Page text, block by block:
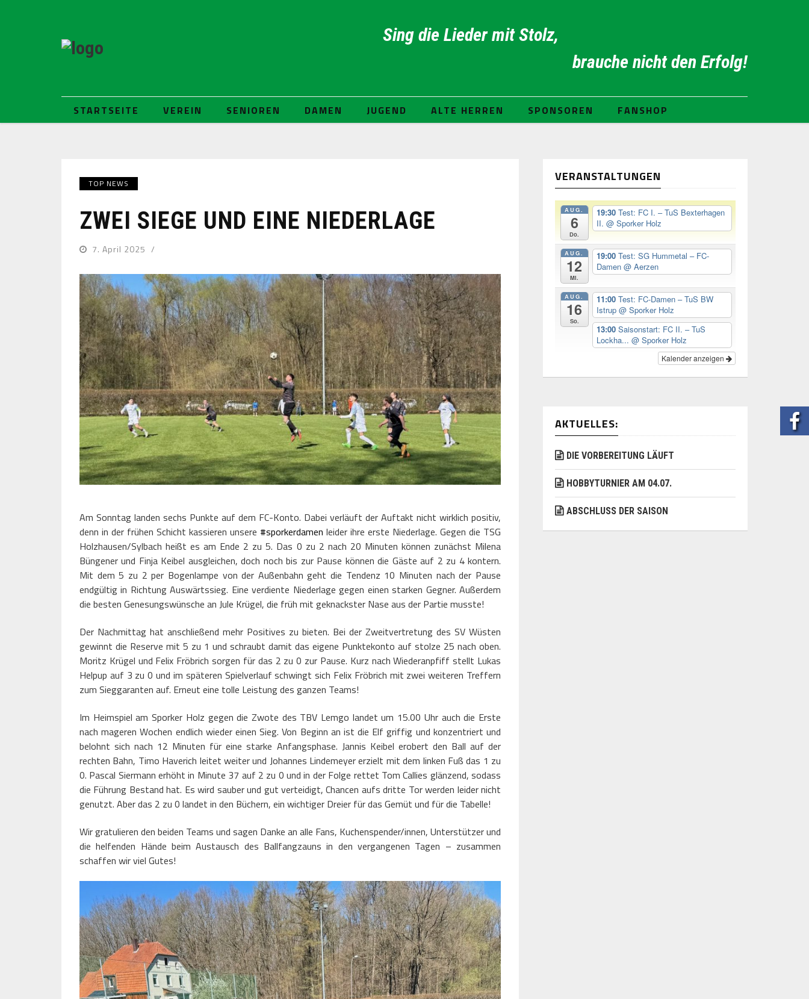
Sing die Lieder mit Stolz,
brauche nicht den Erfolg!
STARTSEITE VEREIN SENIOREN DAMEN JUGEND ALTE HERREN SPONSOREN FANSHOP
TOP NEWS
ZWEI SIEGE UND EINE NIEDERLAGE
7. April 2025
Am Sonntag landen sechs Punkte auf dem FC-Konto. Dabei verläuft der Auftakt nicht wirklich positiv,
denn in der frühen Schicht kassieren unsere #sporkerdamen leider ihre erste Niederlage. Gegen die TSG
Holzhausen/Sylbach heißt es am Ende 2 zu 5. Das 0 zu 2 nach 20 Minuten können zunächst Milena
Büngener und Finja Keibel ausgleichen, doch noch bis zur Pause können die Gäste auf 2 zu 4 kontern.
Mit dem 5 zu 2 per Bogenlampe von der Außenbahn geht die Tendenz 10 Minuten nach der Pause
endgültig in Richtung Auswärtssieg. Eine verdiente Niederlage gegen einen starken Gegner. Außerdem
die besten Genesungswünsche an Jule Krügel, die früh mit geknackster Nase aus der Partie musste!
Der Nachmittag hat anschließend mehr Positives zu bieten. Bei der Zweitvertretung des SV Wüsten
gewinnt die Reserve mit 5 zu 1 und schraubt damit das eigene Punktekonto auf stolze 25 nach oben.
Moritz Krügel und Felix Fröbrich sorgen für das 2 zu 0 zur Pause. Kurz nach Wiederanpfiff stellt Lukas
Helpup auf 3 zu 0 und im späteren Spielverlauf schwingt sich Felix Fröbrich mit zwei weiteren Treffern
zum Sieggaranten auf. Erneut eine tolle Leistung des ganzen Teams!
Im Heimspiel am Sporker Holz gegen die Zwote des TBV Lemgo landet um 15.00 Uhr auch die Erste
nach mageren Wochen endlich wieder einen Sieg. Von Beginn an ist die Elf griffig und konzentriert und
belohnt sich nach 12 Minuten für eine starke Anfangsphase. Jannis Keibel erobert den Ball auf der
rechten Bahn, Timo Haverich leitet weiter und Johannes Lindemeyer erzielt mit dem linken Fuß das 1 zu
0. Pascal Siermann erhöht in Minute 37 auf 2 zu 0 und in der Folge rettet Tom Callies glänzend, sodass
die Führung Bestand hat. Es wird sauber und gut verteidigt, Chancen aufs dritte Tor werden leider nicht
genutzt. Aber das 2 zu 0 landet in den Büchern, ein wichtiger Dreier für das Gemüt und für die Tabelle!
Wir gratulieren den beiden Teams und sagen Danke an alle Fans, Kuchenspender/innen, Unterstützer und
die helfenden Hände beim Austausch des Ballfangzauns in den vergangenen Tagen – zusammen
schaffen wir viel Gutes!
VERANSTALTUNGEN
AUG.
6
Do.
19:30 Test: FC I. – TuS Bexterhagen
II. @ Sporker Holz
AUG.
12
Mi.
19:00 Test: SG Hummetal – FC-
Damen @ Aerzen
AUG.
16
So.
11:00 Test: FC-Damen – TuS BW
Istrup @ Sporker Holz
13:00 Saisonstart: FC II. – TuS
Lockha... @ Sporker Holz
Kalender anzeigen
AKTUELLES:
DIE VORBEREITUNG LÄUFT
HOBBYTURNIER AM 04.07.
ABSCHLUSS DER SAISON